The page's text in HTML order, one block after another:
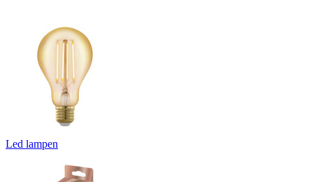
Led lampen